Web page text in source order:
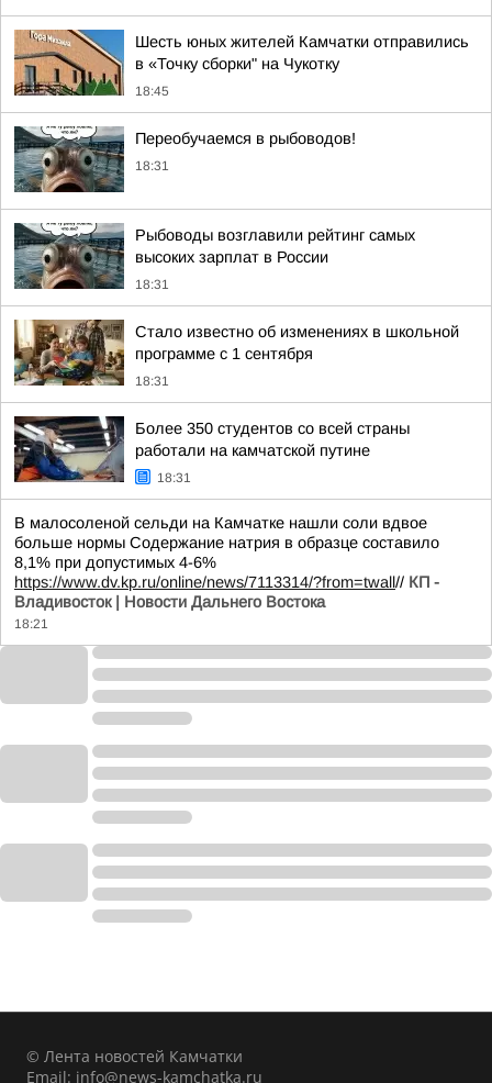
Шесть юных жителей Камчатки отправились
в «Точку сборки" на Чукотку
18:45
Переобучаемся в рыбоводов!
18:31
Рыбоводы возглавили рейтинг самых
высоких зарплат в России
18:31
Стало известно об изменениях в школьной
программе с 1 сентября
18:31
Более 350 студентов со всей страны
работали на камчатской путине
18:31
В малосоленой сельди на Камчатке нашли соли вдвое
больше нормы Содержание натрия в образце составило
8,1% при допустимых 4-6%
https://www.dv.kp.ru/online/news/7113314/?from=twall// КП -
Владивосток | Новости Дальнего Востока
18:21
© Лента новостей Камчатки
Email: info@news-kamchatka.ru